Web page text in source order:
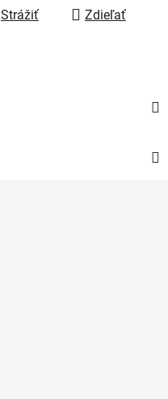
Strážiť Zdieľať